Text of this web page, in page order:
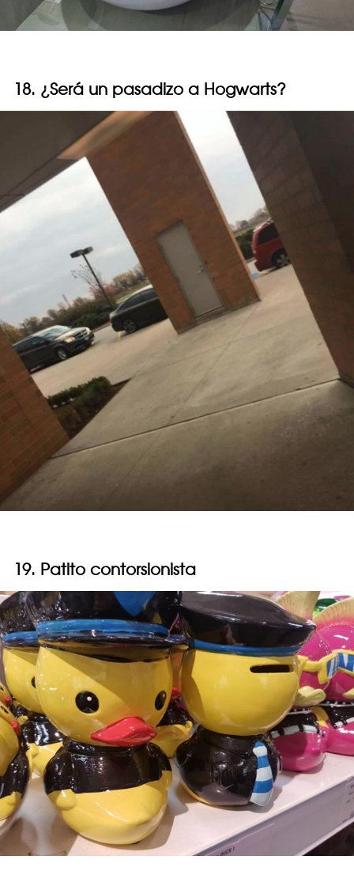
18. ¿Será un pasadizo a Hogwarts?
19. Patito contorsionista